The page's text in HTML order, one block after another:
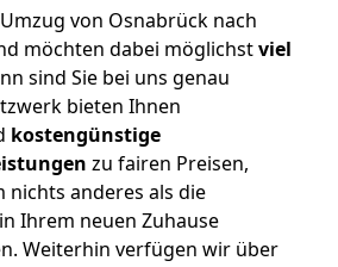
von Osnabrück nach
möchten dabei möglichstviel
sind Sie bei uns genau
bieten Ihnen
kostengünstige
zu fairen Preisen,
nichts anderes als die
Ihrem neuen Zuhause
Weiterhin verfügen wir über